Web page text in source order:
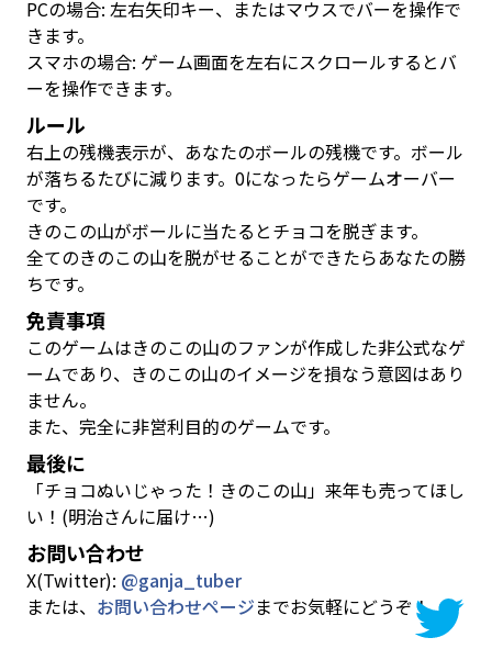
PCの場合: 左右矢印キー、またはマウスでバーを操作で
きます。
スマホの場合: ゲーム画面を左右にスクロールするとバ
ーを操作できます。
ルール
右上の残機表示が、あなたのボールの残機です。ボール
が落ちるたびに減ります。0になったらゲームオーバー
です。
きのこの山がボールに当たるとチョコを脱ぎます。
全てのきのこの山を脱がせることができたらあなたの勝
ちです。
免責事項
このゲームはきのこの山のファンが作成した非公式なゲ
ームであり、きのこの山のイメージを損なう意図はあり
ません。
また、完全に非営利目的のゲームです。
最後に
「チョコぬいじゃった！きのこの山」来年も売ってほし
い！(明治さんに届け…)
お問い合わせ
X(Twitter): @ganja_tuber
または、 お問い合わせページまでお気軽にどうぞ！